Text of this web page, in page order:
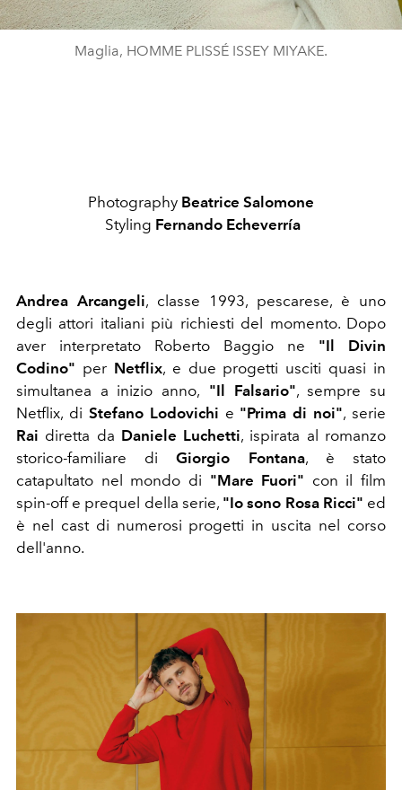
Maglia, HOMME PLISSÉ ISSEY MIYAKE.
Photography Beatrice Salomone
Styling Fernando Echeverría
Andrea Arcangeli, classe 1993, pescarese, è uno
degli attori italiani più richiesti del momento. Dopo
aver interpretato Roberto Baggio ne "Il Divin
Codino" perNetflix, e due progetti usciti quasi in
simultanea a inizio anno, "Il Falsario", sempre su
Netflix, di Stefano Lodovichi e "Prima di noi", serie
Rai diretta da Daniele Luchetti, ispirata al romanzo
storico-familiare diGiorgio Fontana, è stato
catapultato nel mondo di "Mare Fuori" con il film
spin-off e prequel della serie, "Io sono Rosa Ricci" ed
è nel cast di numerosi progetti in uscita nel corso
dell'anno.